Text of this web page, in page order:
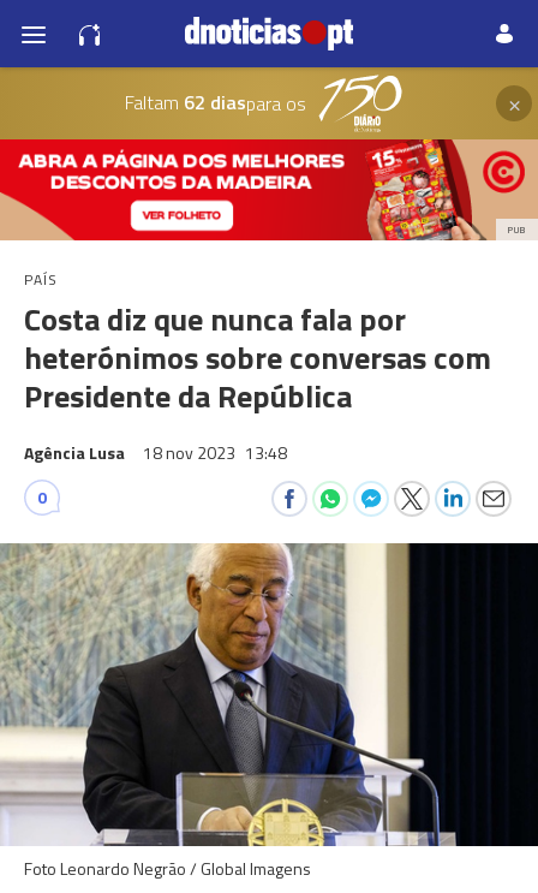
Faltam 62 diaspara os ×
PUB
PAÍS
Costa diz que nunca fala por
heterónimos sobre conversas com
Presidente da República
Agência Lusa 18 nov 2023 13:48
0
Foto Leonardo Negrão / Global Imagens